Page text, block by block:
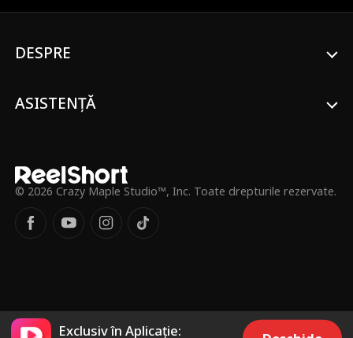
DESPRE
ASISTENȚĂ
© 2026 Crazy Maple Studio™, Inc. Toate drepturile rezervate.
Exclusiv în Aplicație: